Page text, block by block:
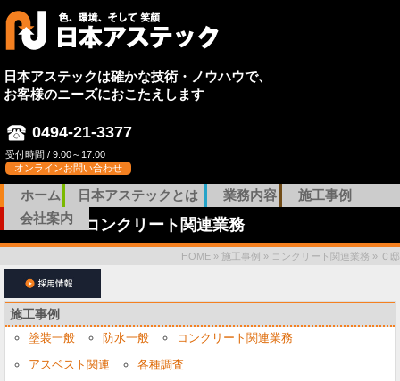
日本アステックは確かな技術・ノウハウで、
お客様のニーズにおこたえします
0494-21-3377
受付時間 / 9:00～17:00
オンラインお問い合わせ
ホーム 日本アステックとは 業務内容
施工事例
会社案内
コンクリート関連業務
HOME » 施工事例 » コンクリート関連業務 » Ｃ邸
施工事例
塗装一般 防水一般
コンクリート関連業務
アスベスト関連
各種調査